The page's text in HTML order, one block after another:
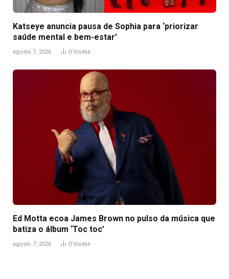
Katseye anuncia pausa de Sophia para ‘priorizar
saúde mental e bem-estar’
agosto 7, 2026 0 Visitas
Ed Motta ecoa James Brown no pulso da música que
batiza o álbum ‘Toc toc’
agosto 7, 2026 0 Visitas